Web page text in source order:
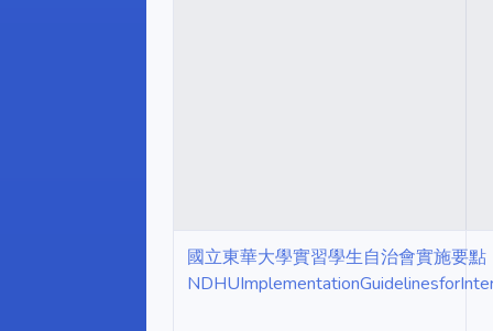
國立東華大學實習學生自治會實施要點